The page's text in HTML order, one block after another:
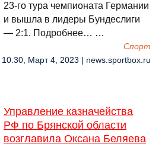
23-го тура чемпионата Германии
и вышла в лидеры Бундеслиги
— 2:1. Подробнее… …
Спорт
10:30, Март 4, 2023 | news.sportbox.ru
Управление казначейства
РФ по Брянской области
возглавила Оксана Беляева